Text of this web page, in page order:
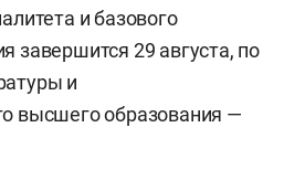
и базового
завершится 29 августа, по
и
высшего образования —